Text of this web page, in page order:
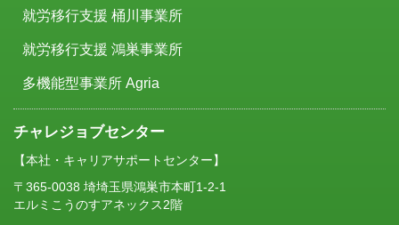
就労移行支援 桶川事業所
就労移行支援 鴻巣事業所
多機能型事業所 Agria
チャレジョブセンター
【本社・キャリアサポートセンター】
〒365-0038 埼埼玉県鴻巣市本町1-2-1
エルミこうのすアネックス2階